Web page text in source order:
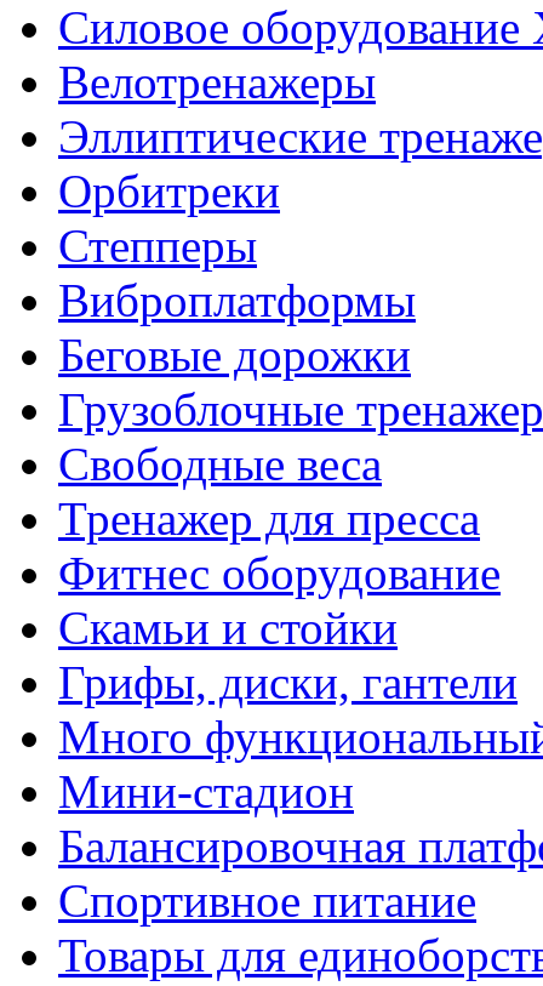
Силовое оборудование
Велотренажеры
Эллиптические
Орбитреки
Степперы
Виброплатформы
Беговые дорожки
Грузоблочные
Свободные веса
Тренажер для пресса
Фитнес оборудование
Скамьи и стойки
Грифы, диски, гантели
Много
Мини-стадион
Балансировочная
Спортивное питание
Товары для